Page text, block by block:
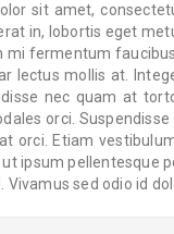
sit amet,
in, lobortis eget
mi fermentum
lectus mollis at.
nec quam at
orci.
orci. Etiam
ipsum pellentesque
Vivamus sed odio id